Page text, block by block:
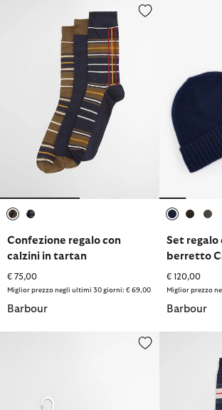
Confezione regalo con calzini in tartan
Confezione regalo con
calzini in tartan
€ 75,00
Miglior prezzo negli ultimi 30 giorni: € 69,00
Barbour
Set regalo
Set regalo
berretto
€ 120,00
Miglior prezzo
Barbour
Set regalo portafoglio in pelle + portachiavi